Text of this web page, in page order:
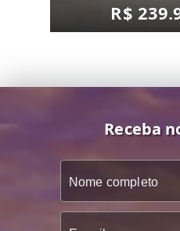
R$
Receba